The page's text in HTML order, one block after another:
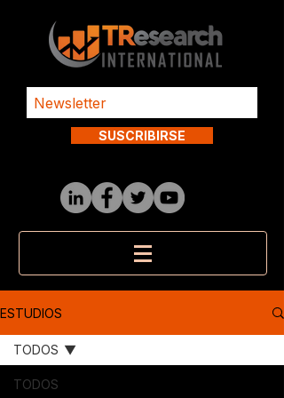
SUSCRIBIRSE
ESTUDIOS
TODOS
TODOS